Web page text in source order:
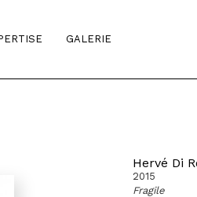
GALERIE
Hervé Di
2015
Fragile